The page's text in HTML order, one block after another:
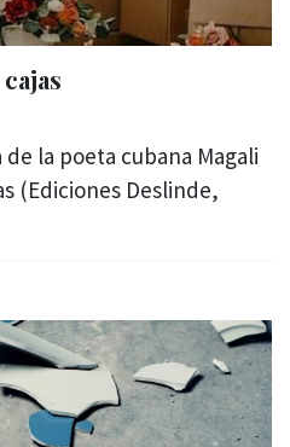
de la poeta cubana Magali
(Ediciones Deslinde,